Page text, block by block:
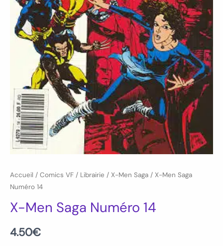
Accueil / Comics VF / Librairie / X-Men Saga / X-Men Saga
Numéro 14
X-Men Saga Numéro 14
4.50€